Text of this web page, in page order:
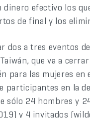
dinero efectivo los
de final y los
dos a tres eventos
que va a
para las mujeres
participantes en la
sólo 24 hombres y
y 4 invitados